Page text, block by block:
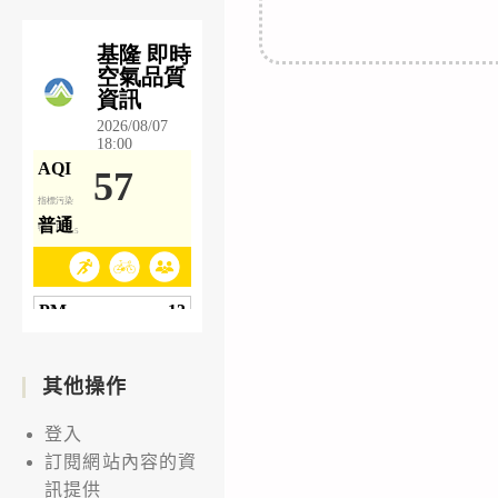
其他操作
登入
訂閱網站內容的資
訊提供